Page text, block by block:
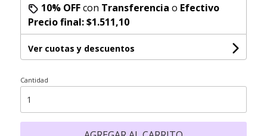
10% OFFcon Transferencia o Efectivo
Precio final:$1.511,10
Ver cuotas y descuentos
Cantidad